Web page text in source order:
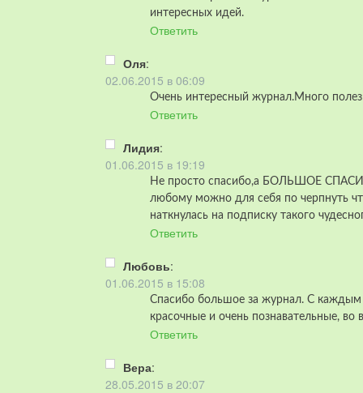
интересных идей.
Ответить
Оля:
02.06.2015 в 06:09
Очень интересный журнал.Много
Ответить
Лидия:
01.06.2015 в 19:19
Не просто спасибо,а БОЛЬШОЕ
любому можно для себя по черпнуть
наткнулась на подписку такого
Ответить
Любовь:
01.06.2015 в 15:08
Спасибо большое за журнал. С каждым
красочные и очень познавательные,
Ответить
Вера:
28.05.2015 в 20:07